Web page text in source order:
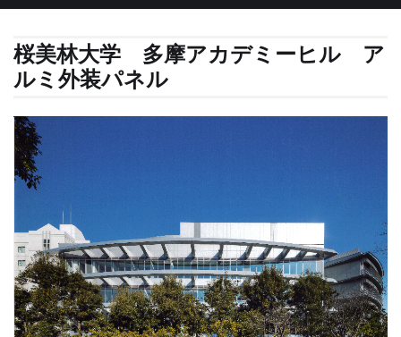
桜美林大学 多摩アカデミーヒル ア
ルミ外装パネル